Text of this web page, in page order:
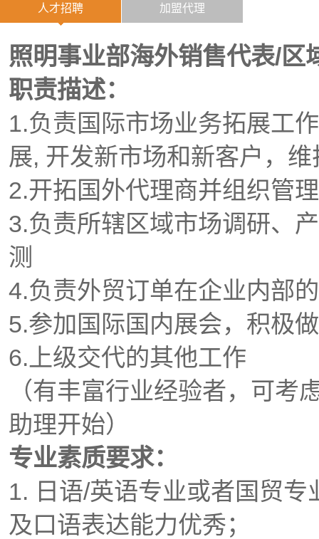
人才招聘 加盟代理
照明事业部海外销售代表/区
职责描述：
1.负责国际市场业务拓展工
展, 开发新市场和新客户，
2.开拓国外代理商并组织管
3.负责所辖区域市场调研、
测
4.负责外贸订单在企业内部
5.参加国际国内展会，积极
6.上级交代的其他工作
（有丰富行业经验者，可
助理开始）
专业素质要求：
1. 日语/英语专业或者国贸
及口语表达能力优秀；